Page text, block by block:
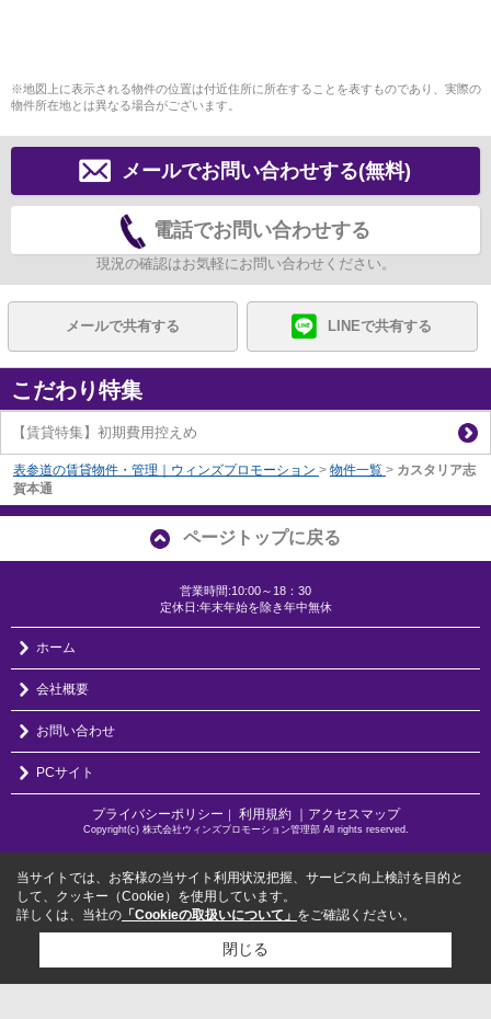
※地図上に表示される物件の位置は付近住所に所在することを表すものであり、実際の
物件所在地とは異なる場合がございます。
メールでお問い合わせする(無料)
電話でお問い合わせする
現況の確認はお気軽にお問い合わせください。
メールで共有する LINEで共有する
こだわり特集
【賃貸特集】初期費用控えめ
表参道の賃貸物件・管理｜ウィンズプロモーション > 物件一覧 > カスタリア志
賀本通
ページトップに戻る
営業時間:10:00～18：30
定休日:年末年始を除き年中無休
ホーム
会社概要
お問い合わせ
PCサイト
プライバシーポリシー 利用規約 ｜アクセスマップ
Copyright(c) 株式会社ウィンズプロモーション管理部 All rights reserved.
当サイトでは、お客様の当サイト利用状況把握、サービス向上検討を目的と
して、クッキー（Cookie）を使用しています。
詳しくは、当社の 「Cookieの取扱いについて」 をご確認ください。
閉じる